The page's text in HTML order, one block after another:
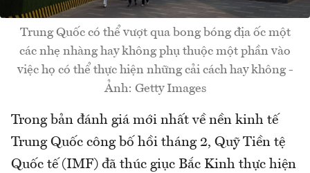
Trung Quốc có thể vượt qua bong bóng địa ốc một
các nhẹ nhàng hay không phụ thuộc một phần vào
việc họ có thể thực hiện những cải cách hay không -
Ảnh: Getty Images
Trong bản đánh giá mới nhất về nền kinh tế
Trung Quốc công bố hồi tháng 2, Quỹ Tiền tệ
Quốc tế (IMF) đã thúc giục Bắc Kinh thực hiện